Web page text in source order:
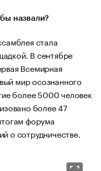
назвали?
стала
В сентябре
Всемирная
мир осознанного
более 5000 человек
более 47
форума
о сотрудничестве.